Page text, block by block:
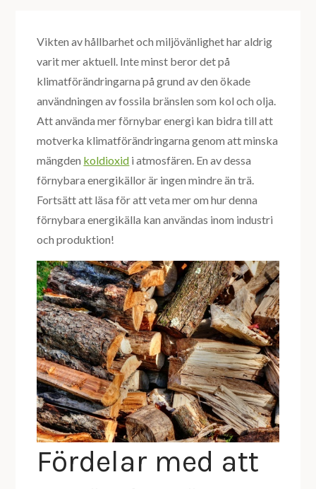
Vikten av hållbarhet och miljövänlighet har aldrig
varit mer aktuell. Inte minst beror det på
klimatförändringarna på grund av den ökade
användningen av fossila bränslen som kol och olja.
Att använda mer förnybar energi kan bidra till att
motverka klimatförändringarna genom att minska
mängden koldioxid i atmosfären. En av dessa
förnybara energikällor är ingen mindre än trä.
Fortsätt att läsa för att veta mer om hur denna
förnybara energikälla kan användas inom industri
och produktion!
Fördelar med att